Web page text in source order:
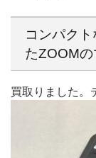
コンパク
たZOOM
買取りました。